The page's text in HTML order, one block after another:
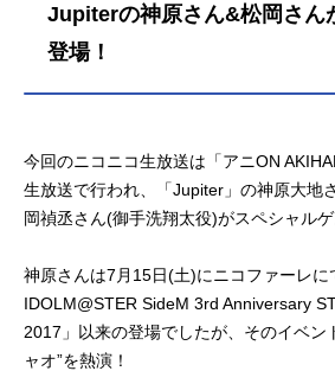
Jupiterの神原さん&松岡さん
登場！
今回のニコニコ生放送は「アニON
生放送で行われ、「Jupiter」の神原大地
岡禎丞さん(御手洗翔太役)がスペシャルゲ
神原さんは7月15日(土)にニコファーレに
IDOLM@STER SideM 3rd Anniversary
2017」以来の登場でしたが、そのイベン
ャオ”を熱演！